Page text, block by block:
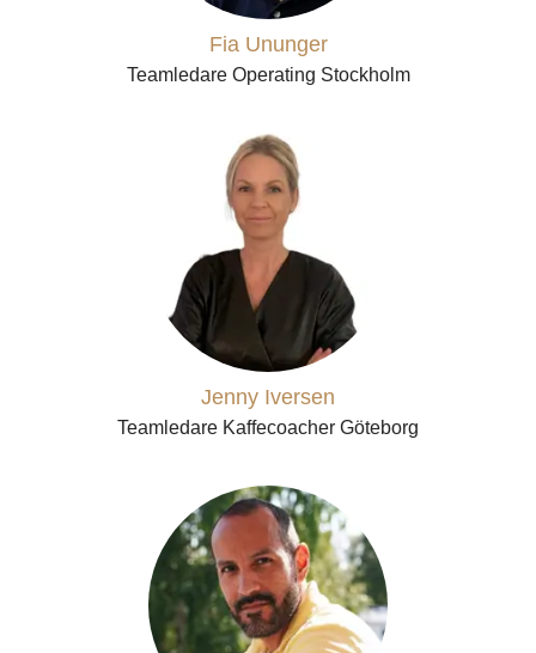
Fia Ununger
Teamledare Operating Stockholm
Jenny Iversen
Teamledare Kaffecoacher Göteborg